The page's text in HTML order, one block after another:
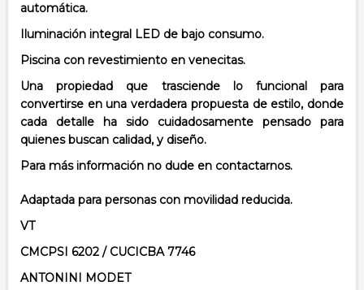
automática.
Iluminación integral LED de bajo consumo.
Piscina con revestimiento en venecitas.
Una propiedad que trasciende lo funcional para
convertirse en una verdadera propuesta de estilo, donde
cada detalle ha sido cuidadosamente pensado para
quienes buscan calidad, y diseño.
Para más información no dude en contactarnos.
Adaptada para personas con movilidad reducida.
VT
CMCPSI 6202 / CUCICBA 7746
ANTONINI MODET